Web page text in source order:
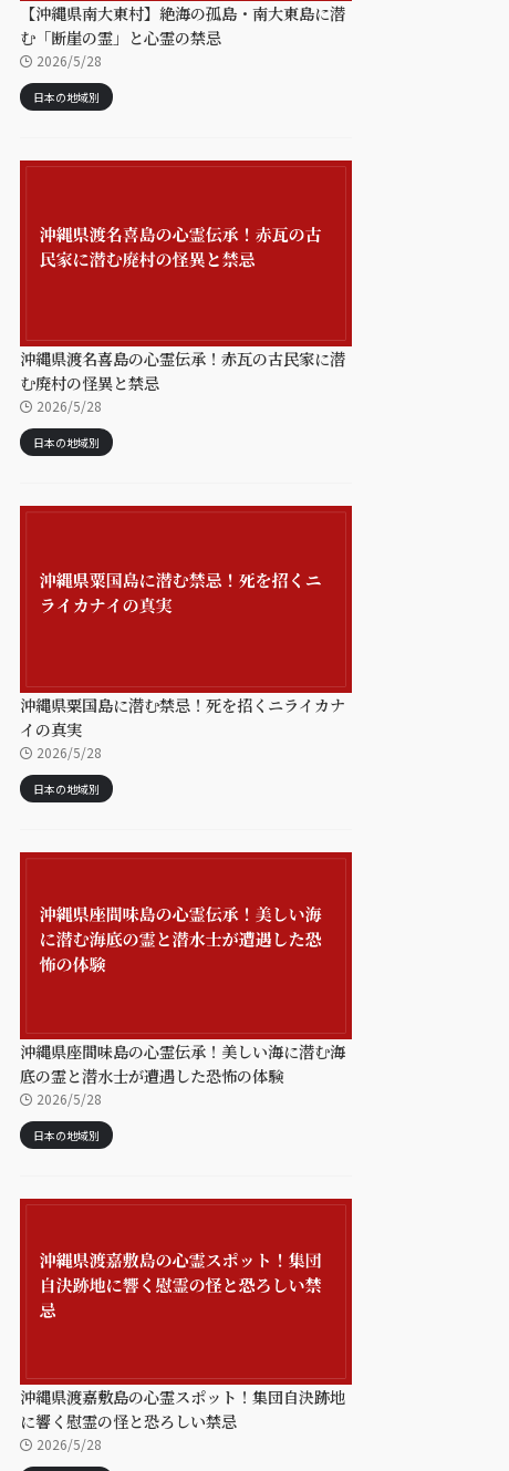
【沖縄県南大東村】絶海の孤島・南大東島に潜
む「断崖の霊」と心霊の禁忌
2026/5/28
日本の地域別
沖縄県渡名喜島の心霊伝承！赤瓦の古民家に潜
む廃村の怪異と禁忌
2026/5/28
日本の地域別
沖縄県粟国島に潜む禁忌！死を招くニライカナ
イの真実
2026/5/28
日本の地域別
沖縄県座間味島の心霊伝承！美しい海に潜む海
底の霊と潜水士が遭遇した恐怖の体験
2026/5/28
日本の地域別
沖縄県渡嘉敷島の心霊スポット！集団自決跡地
に響く慰霊の怪と恐ろしい禁忌
2026/5/28